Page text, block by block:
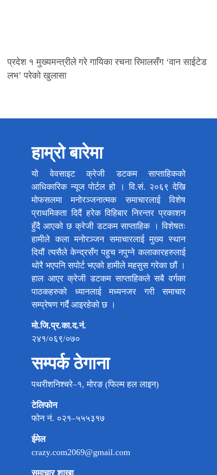
प्रदेश १ मुख्यमन्त्रीले गरे गायिका रचना रिमालसँग ‘वान साईटेड
लभ’ परेको खुलासा
हाम्रो बारेमा
यो वेवसाइट क्रेजी डटकम साप्ताहिकको
आधिकारिक न्यूज पोर्टल हो । वि.सं. २०६९ देखि
मोफसलमा मनोरञ्जनात्मक समाचारलाई विशेष
प्राथमिकता दिदैं हरेक विहिबार निरन्तर प्रकाशन
हुँदै आएको छ क्रेजी डटकम साप्ताहिक । विशेषतः
हामीले कला मनोरञ्जन समाचारलाई मुख्य स्थान
दियौं त्यसैले केन्द्रसँग पहुच नपुग्ने कलाकारहरुलाई
थोरै भएपनि सपोर्ट भएको हामीले महसुस गरेका छौं ।
हाल आएर क्रेजी डटकम साप्ताहिकले सबै वर्गका
पाठकहरुको ध्यानलाई मध्यनजर गरी समाचार
सम्प्रेषण गर्दै आइरहेको छ ।
मो.जि.प्र.का.द.नं.
२४१/०६९/०७०
सम्पर्क ठेगाना
पथरीशनिश्चरे–१, मोरङ (फिल्म हल लाइन)
टेलिफोन
फोन नं. ०२१–५५५३१७
ईमेल
crazy.com2069@gmail.com
समाचार शाखा